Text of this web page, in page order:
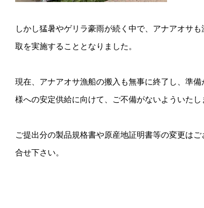
しかし猛暑やゲリラ豪雨が続く中で、アナアオサ
取を実施することとなりました。
現在、アナアオサ漁船の搬入も無事に終了し、準
様への安定供給に向けて、ご不備がないよういた
ご提出分の製品規格書や原産地証明書等の変更は
合せ下さい。